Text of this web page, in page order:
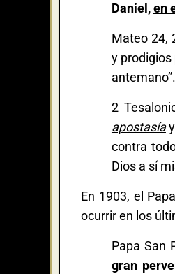
Daniel,en
Mateo 24,
y prodigios
antemano”.
2
apostasíay
contra
Dios a sí
En 1903, el
ocurrir en los
Papa San
gran